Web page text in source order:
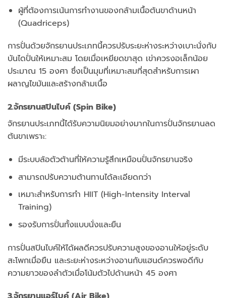
ผู้ที่ต้องการเน้นการทำงานของกล้ามเนื้อต้นขาด้านหน้า
(Quadriceps)
การปั่นด้วยจักรยานประเภทนี้ควรปรับระยะห่างระหว่างเบาะนั่งกับ
บันไดปั่นให้เหมาะสม โดยเมื่อเหยียดขาสุด เข่าควรงอเล็กน้อย
ประมาณ 15 องศา ซึ่งเป็นมุมที่เหมาะสมที่สุดสำหรับการเผา
ผลาญไขมันและสร้างกล้ามเนื้อ
2.จักรยานสปินไบค์ (Spin Bike)
จักรยานประเภทนี้ได้รับความนิยมอย่างมากในการปั่นจักรยานลด
ต้นขาเพราะ:
มีระบบล้อตัวต้านที่ให้ความรู้สึกเหมือนปั่นจักรยานจริง
สามารถปรับความต้านทานได้ละเอียดกว่า
เหมาะสำหรับการทำ HIIT (High-Intensity Interval
Training)
รองรับการปั่นทั้งแบบนั่งและยืน
การปั่นสปินไบค์ให้ได้ผลดีควรปรับความสูงของอานให้อยู่ระดับ
สะโพกเมื่อยืน และระยะห่างระหว่างอานกับแฮนด์ควรพอดีกับ
ความยาวของลำตัวเมื่อโน้มตัวไปด้านหน้า 45 องศา